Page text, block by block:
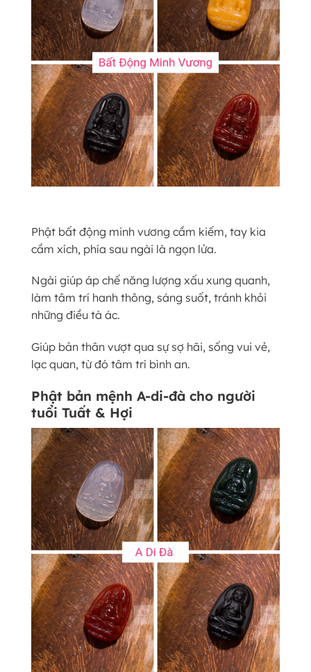
Phật bất động minh vương cầm kiếm, tay kia
cầm xích, phía sau ngài là ngọn lửa.
Ngài giúp áp chế năng lượng xấu xung quanh,
làm tâm trí hanh thông, sáng suốt, tránh khỏi
những điều tà ác.
Giúp bản thân vượt qua sự sợ hãi, sống vui vẻ,
lạc quan, từ đó tâm trí bình an.
Phật bản mệnh A-di-đà cho người
tuổi Tuất & Hợi